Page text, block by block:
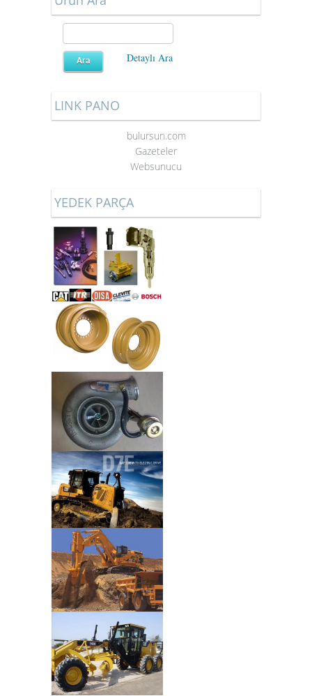
Detaylı Ara
LINK PANO
bulursun.com
Gazeteler
Websunucu
YEDEK PARÇA